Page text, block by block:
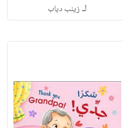
لـ زينب دياب